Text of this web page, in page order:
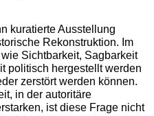
kuratierte Ausstellung
Rekonstruktion. Im
Sichtbarkeit, Sagbarkeit
politisch hergestellt werden
zerstört werden können.
in der autoritäre
ist diese Frage nicht